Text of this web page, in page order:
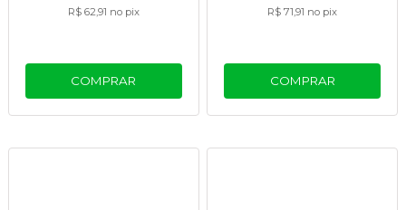
R$ 62,91 no pix
COMPRAR
R$ 71,91 no pix
COMPRAR